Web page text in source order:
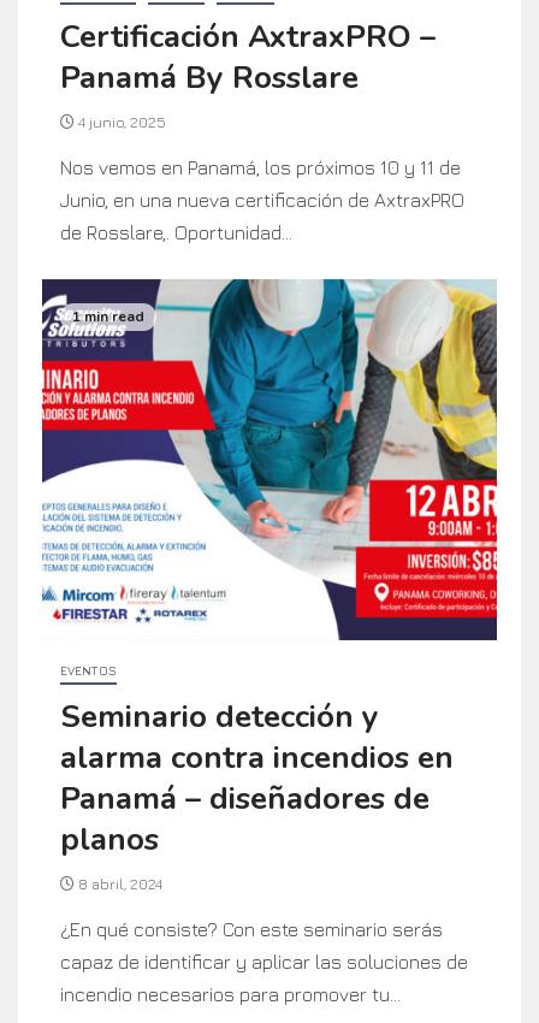
Certificación AxtraxPRO –
Panamá By Rosslare
4 junio, 2025
Nos vemos en Panamá, los próximos 10 y 11 de
Junio, en una nueva certificación de AxtraxPRO
de Rosslare,. Oportunidad...
1 min read
EVENTOS
Seminario detección y
alarma contra incendios en
Panamá – diseñadores de
planos
8 abril, 2024
¿En qué consiste? Con este seminario serás
capaz de identificar y aplicar las soluciones de
incendio necesarios para promover tu...